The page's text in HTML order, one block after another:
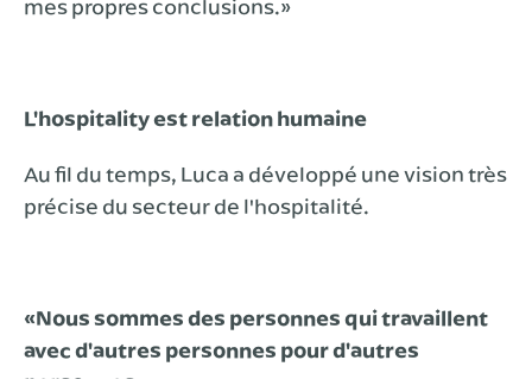
mes propres conclusions.»
L'hospitality est relation humaine
Au fil du temps, Luca a développé une vision très
précise du secteur de l'hospitalité.
«Nous sommes des personnes qui travaillent
avec d'autres personnes pour d'autres